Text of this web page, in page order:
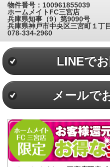
物件番号：100961855039
ホームメイトFC三宮店
兵庫県知事（9）第9090号
兵庫県神戸市中央区三宮町１丁
078-334-2960
LINEで
メールで